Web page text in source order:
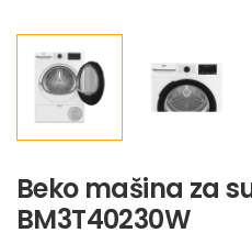
Beko mašina za
BM3T40230W